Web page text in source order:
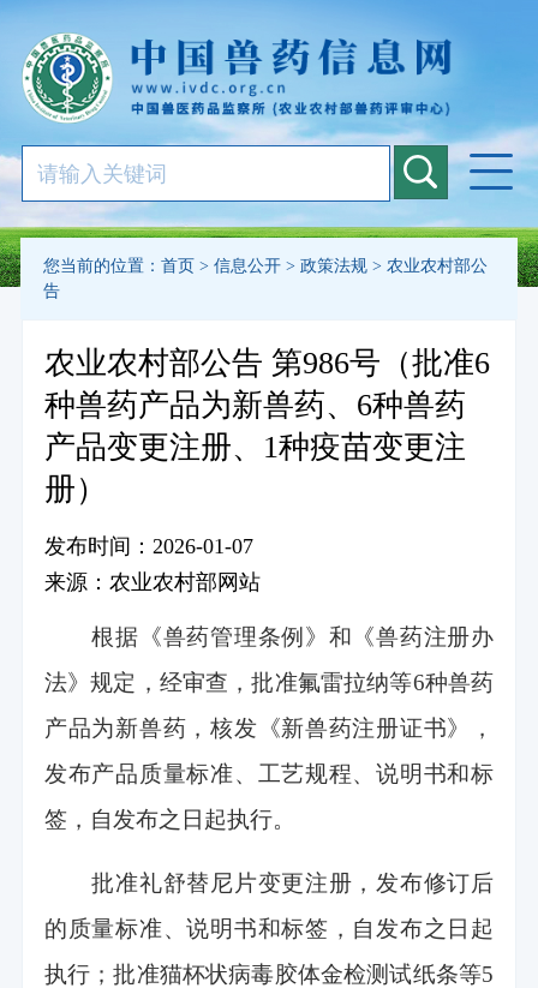
您当前的位置： 首页> 信息公开> 政策法规> 农业农村部公
告
农业农村部公告 第986号（批准6
种兽药产品为新兽药、6种兽药
产品变更注册、1种疫苗变更注
册）
发布时间：2026-01-07
来源：农业农村部网站
根据《兽药管理条例》和《兽药注册办
法》规定，经审查，批准氟雷拉纳等6种兽药
产品为新兽药，核发《新兽药注册证书》，
发布产品质量标准、工艺规程、说明书和标
签，自发布之日起执行。
批准礼舒替尼片变更注册，发布修订后
的质量标准、说明书和标签，自发布之日起
执行；批准猫杯状病毒胶体金检测试纸条等5